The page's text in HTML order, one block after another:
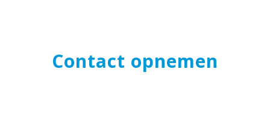
Contact opnemen